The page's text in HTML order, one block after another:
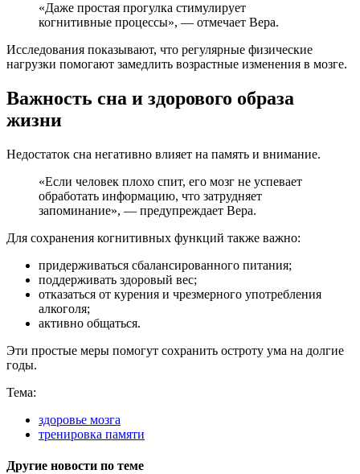
«Даже простая прогулка стимулирует
когнитивные процессы», — отмечает Вера.
Исследования показывают, что регулярные физические
нагрузки помогают замедлить возрастные изменения в мозге.
Важность сна и здорового образа
жизни
Недостаток сна негативно влияет на память и внимание.
«Если человек плохо спит, его мозг не успевает
обработать информацию, что затрудняет
запоминание», — предупреждает Вера.
Для сохранения когнитивных функций также важно:
придерживаться сбалансированного питания;
поддерживать здоровый вес;
отказаться от курения и чрезмерного употребления
алкоголя;
активно общаться.
Эти простые меры помогут сохранить остроту ума на долгие
годы.
Тема:
здоровье мозга
тренировка памяти
Другие новости по теме